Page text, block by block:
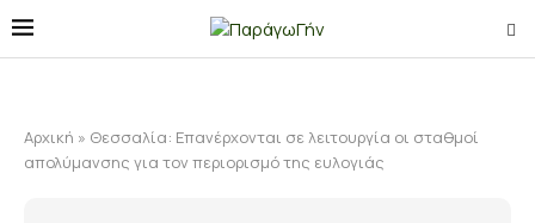
Αρχική » Θεσσαλία: Επανέρχονται σε λειτουργία οι σταθμοί
απολύμανσης για τον περιορισμό της ευλογιάς